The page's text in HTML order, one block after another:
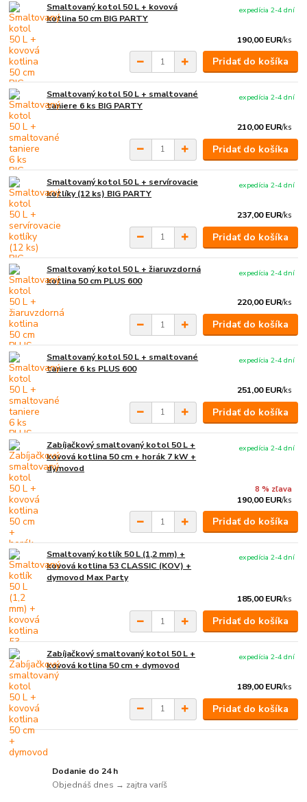
Smaltovaný kotol 50 L + kovová
kotlina 50 cm BIG PARTY
190,00 EUR/ks
expedícia 2-4 dní
Pridať do košíka
Smaltovaný kotol 50 L + smaltované
taniere 6 ks BIG PARTY
210,00 EUR/ks
expedícia 2-4 dní
Pridať do košíka
Smaltovaný kotol 50 L + servírovacie
kotlíky (12 ks) BIG PARTY
237,00 EUR/ks
expedícia 2-4 dní
Pridať do košíka
Smaltovaný kotol 50 L + žiaruvzdorná
kotlina 50 cm PLUS 600
220,00 EUR/ks
expedícia 2-4 dní
Pridať do košíka
Smaltovaný kotol 50 L + smaltované
taniere 6 ks PLUS 600
251,00 EUR/ks
expedícia 2-4 dní
Pridať do košíka
Zabíjačkový smaltovaný kotol 50 L +
kovová kotlina 50 cm + horák 7 kW +
dymovod
8 % zľava
190,00 EUR/ks
expedícia 2-4 dní
Pridať do košíka
Smaltovaný kotlík 50 L (1,2 mm) +
kovová kotlina 53 CLASSIC (KOV) +
dymovod Max Party
185,00 EUR/ks
expedícia 2-4 dní
Pridať do košíka
Zabíjačkový smaltovaný kotol 50 L +
kovová kotlina 50 cm + dymovod
189,00 EUR/ks
expedícia 2-4 dní
Pridať do košíka
Dodanie do 24 h
Objednáš dnes → zajtra varíš